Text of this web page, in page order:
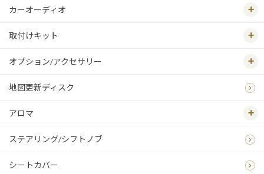
カーオーディオ
取付けキット
オプション/アクセサリー
地図更新ディスク
アロマ
ステアリング/シフトノブ
シートカバー